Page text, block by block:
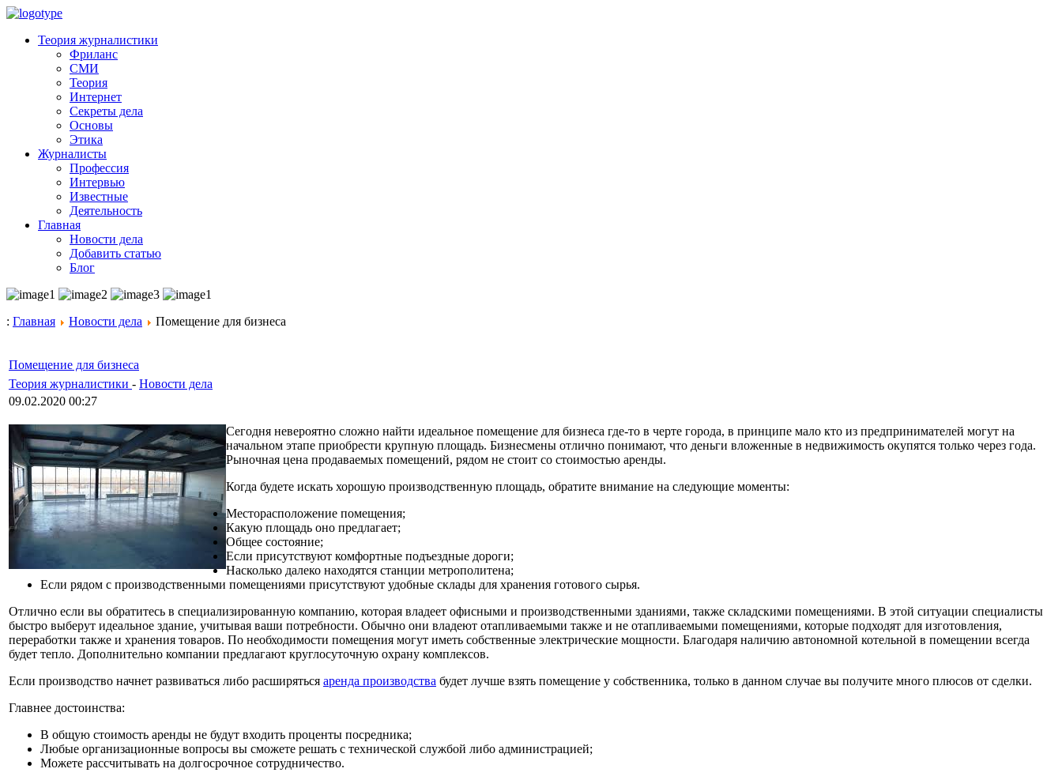
Теория журналистики
Фриланс
СМИ
Теория
Интернет
Секреты дела
Основы
Этика
Журналисты
Профессия
Интервью
Известные
Деятельность
Главная
Новости дела
Добавить статью
Блог
: Главная Новости дела Помещение для бизнеса
Помещение для бизнеса
Теория журналистики - Новости дела
09.02.2020 00:27
Сегодня невероятно сложно найти идеальное помещение для бизнеса где-то в черте города, в принципе мало кто из предпринимателей могут на
начальном этапе приобрести крупную площадь. Бизнесмены отлично понимают, что деньги вложенные в недвижимость окупятся только через года.
Рыночная цена продаваемых помещений, рядом не стоит со стоимостью аренды.
Когда будете искать хорошую производственную площадь, обратите внимание на следующие моменты:
Месторасположение помещения;
Какую площадь оно предлагает;
Общее состояние;
Если присутствуют комфортные подъездные дороги;
Насколько далеко находятся станции метрополитена;
Если рядом с производственными помещениями присутствуют удобные склады для хранения готового сырья.
Отлично если вы обратитесь в специализированную компанию, которая владеет офисными и производственными зданиями, также складскими помещениями. В этой ситуации специалисты
быстро выберут идеальное здание, учитывая ваши потребности. Обычно они владеют отапливаемыми также и не отапливаемыми помещениями, которые подходят для изготовления,
переработки также и хранения товаров. По необходимости помещения могут иметь собственные электрические мощности. Благодаря наличию автономной котельной в помещении всегда
будет тепло. Дополнительно компании предлагают круглосуточную охрану комплексов.
Если производство начнет развиваться либо расширяться аренда производства будет лучше взять помещение у собственника, только в данном случае вы получите много плюсов от сделки.
Главнее достоинства:
В общую стоимость аренды не будут входить проценты посредника;
Любые организационные вопросы вы сможете решать с технической службой либо администрацией;
Можете рассчитывать на долгосрочное сотрудничество.